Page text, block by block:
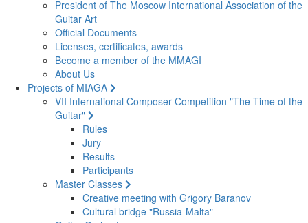
President of The Moscow International Association of the
Guitar Art
Official Documents
Licenses, certificates, awards
Become a member of the MMAGI
About Us
Projects of MIAGA
VII International Composer Competition "The Time of the
Guitar"
Rules
Jury
Results
Participants
Master Classes
Creative meeting with Grigory Baranov
Cultural bridge "Russia-Malta"